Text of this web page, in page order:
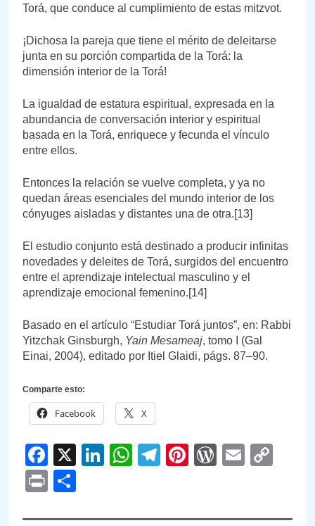
Torá, que conduce al cumplimiento de estas mitzvot.
¡Dichosa la pareja que tiene el mérito de deleitarse
junta en su porción compartida de la Torá: la
dimensión interior de la Torá!
La igualdad de estatura espiritual, expresada en la
abundancia de conversación interior y espiritual
basada en la Torá, enriquece y fecunda el vínculo
entre ellos.
Entonces la relación se vuelve completa, y ya no
quedan áreas esenciales del mundo interior de los
cónyuges aisladas y distantes una de otra.[13]
El estudio conjunto está destinado a producir infinitas
novedades y deleites de Torá, surgidos del encuentro
entre el aprendizaje intelectual masculino y el
aprendizaje emocional femenino.[14]
Basado en el artículo “Estudiar Torá juntos”, en: Rabbi
Yitzchak Ginsburgh, Yain Mesameaj, tomo I (Gal
Einai, 2004), editado por Itiel Glaidi, págs. 87–90.
Comparte esto:
Facebook X
Facebook
X LinkedIn
WhatsApp
Telegram
PinterestEmail
Print